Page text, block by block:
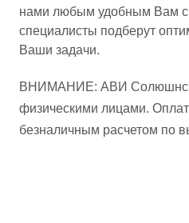
нами любым удобным Вам
специалисты подберут
Ваши задачи.
ВНИМАНИЕ: АВИ Солюшнс
физическими лицами.
безналичным расчетом по